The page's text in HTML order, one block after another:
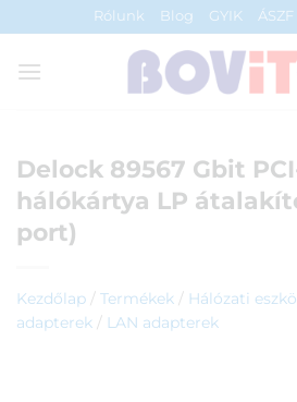
to
content
Rólunk Blog GYIK ÁSZF
Delock 89567 Gbit
hálókártya LP
port)
Kezdőlap / Termékek / Hálózati
adapterek / LAN adapterek